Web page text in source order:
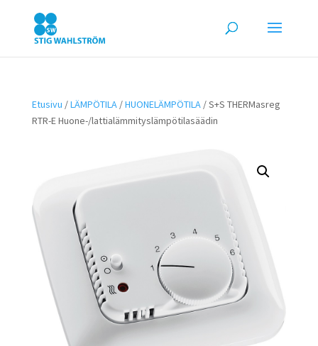
Etusivu /LÄMPÖTILA/HUONELÄMPÖTILA/ S+S THERMasreg
RTR-E Huone-/lattialämmityslämpötilasäädin